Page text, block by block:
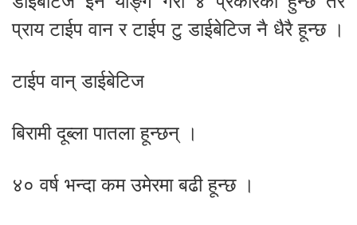
प्राय टाईप वान र टाईप टु डाईबेटिज नै धैरै हून्छ ।
टाईप वान् डाईबेटिज
बिरामी दूब्ला पातला हून्छन् ।
४० वर्ष भन्दा कम उमेरमा बढी हून्छ ।